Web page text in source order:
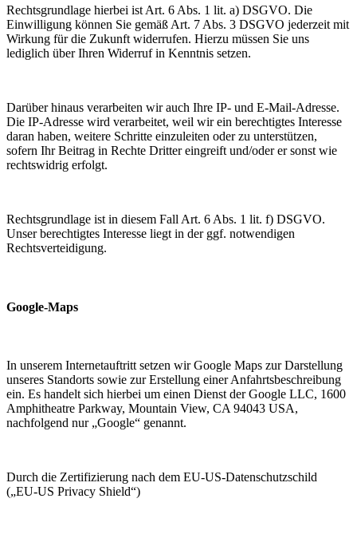
Rechtsgrundlage hierbei ist Art. 6 Abs. 1 lit. a) DSGVO. Die
Einwilligung können Sie gemäß Art. 7 Abs. 3 DSGVO jederzeit mit
Wirkung für die Zukunft widerrufen. Hierzu müssen Sie uns
lediglich über Ihren Widerruf in Kenntnis setzen.
Darüber hinaus verarbeiten wir auch Ihre IP- und E-Mail-Adresse.
Die IP-Adresse wird verarbeitet, weil wir ein berechtigtes Interesse
daran haben, weitere Schritte einzuleiten oder zu unterstützen,
sofern Ihr Beitrag in Rechte Dritter eingreift und/oder er sonst wie
rechtswidrig erfolgt.
Rechtsgrundlage ist in diesem Fall Art. 6 Abs. 1 lit. f) DSGVO.
Unser berechtigtes Interesse liegt in der ggf. notwendigen
Rechtsverteidigung.
Google-Maps
In unserem Internetauftritt setzen wir Google Maps zur Darstellung
unseres Standorts sowie zur Erstellung einer Anfahrtsbeschreibung
ein. Es handelt sich hierbei um einen Dienst der Google LLC, 1600
Amphitheatre Parkway, Mountain View, CA 94043 USA,
nachfolgend nur „Google“ genannt.
Durch die Zertifizierung nach dem EU-US-Datenschutzschild
(„EU-US Privacy Shield“)